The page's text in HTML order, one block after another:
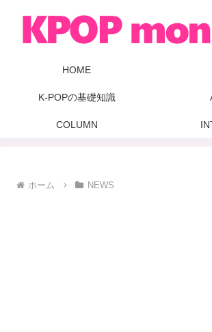
HOME
K-POPの基礎知識
COLUMN
ホーム NEWS